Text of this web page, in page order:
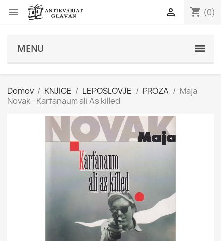
 shopping_cart (0)

MENU
Domov KNJIGE LEPOSLOVJE PROZA
Maja
Novak - Karfanaum ali As killed